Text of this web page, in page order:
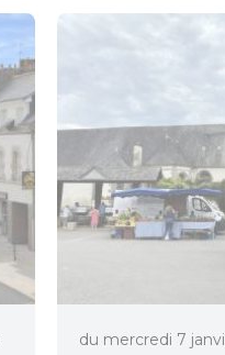
du mercredi 7